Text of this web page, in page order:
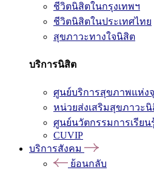
ชีวิตนิสิตในกรุงเทพฯ
ชีวิตนิสิตในประเทศไทย
สุขภาวะทางใจนิสิต
บริการนิสิต
ศูนย์บริการสุขภาพแห่ง
หน่วยส่งเสริมสุขภาวะ
ศูนย์นวัตกรรมการเรียน
CUVIP
บริการสังคม
ย้อนกลับ